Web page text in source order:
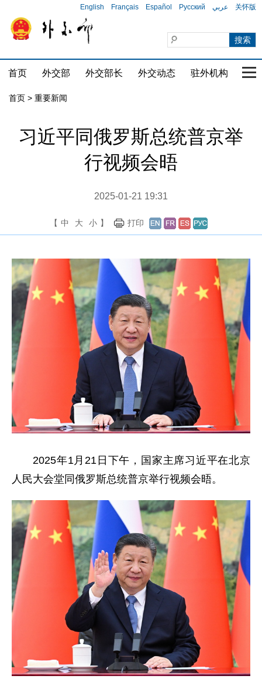
English Français Español Русский عربي 关怀版
首页 外交部 外交部长 外交动态 驻外机构 国
首页 > 重要新闻
习近平同俄罗斯总统普京举
行视频会晤
2025-01-21 19:31
【 中 大 小 】 打印
2025年1月21日下午，国家主席习近平在北京
人民大会堂同俄罗斯总统普京举行视频会晤。